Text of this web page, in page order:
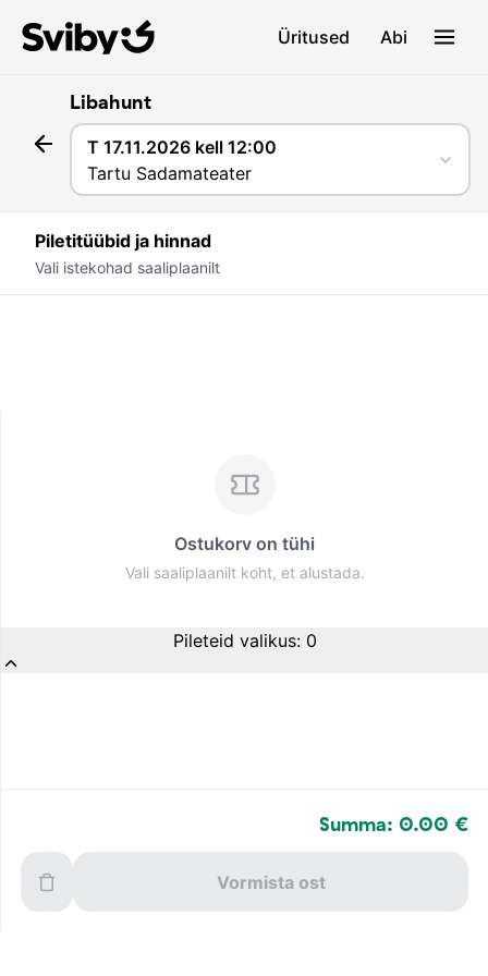
Üritused Abi
Libahunt
T 17.11.2026 kell 12:00
Tartu Sadamateater
Piletitüübid ja hinnad
Vali istekohad saaliplaanilt
Ostukorv on tühi
Vali saaliplaanilt koht, et alustada.
Pileteid valikus: 0
Summa: 0.00 €
Vormista ost